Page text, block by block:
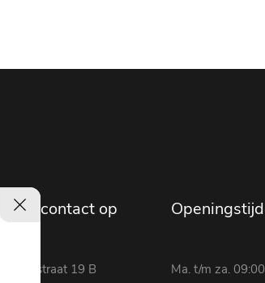
Neem contact op
Newtonstraat 19 B Ma. t/m za.